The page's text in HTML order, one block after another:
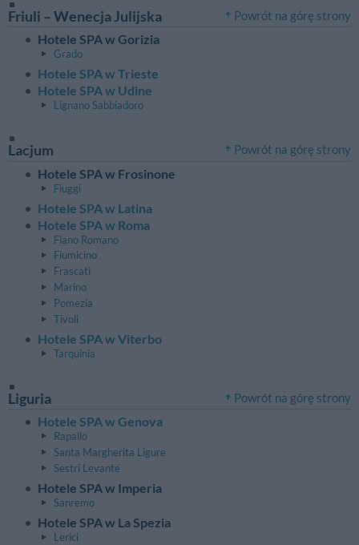
Friuli – Wenecja Julijska Powrót na górę strony
Hotele SPA w Gorizia
Grado
Hotele SPA w Trieste
Hotele SPA w Udine
Lignano Sabbiadoro
Lacjum Powrót na górę strony
Hotele SPA w Frosinone
Fiuggi
Hotele SPA w Latina
Hotele SPA w Roma
Fiano Romano
Fiumicino
Frascati
Marino
Pomezia
Tivoli
Hotele SPA w Viterbo
Tarquinia
Liguria Powrót na górę strony
Hotele SPA w Genova
Rapallo
Santa Margherita Ligure
Sestri Levante
Hotele SPA w Imperia
Sanremo
Hotele SPA w La Spezia
Lerici